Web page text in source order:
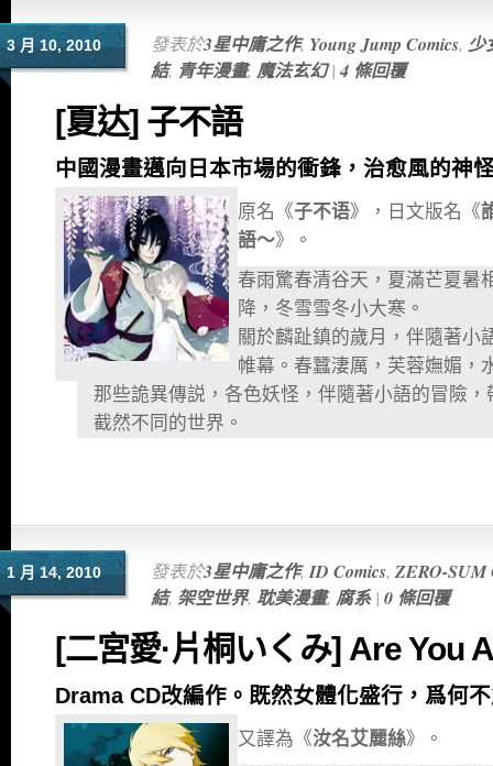
3 月 10, 2010 發表於3星中庸之作, Young Jump Comics, 少
結, 青年漫畫, 魔法玄幻| 4 條回覆
[夏达] 子不語
中國漫畫邁向日本市場的衝鋒，治愈風的神
原名《子不语》，日文版名《
語〜》。
春雨驚春清谷天，夏滿芒夏暑
降，冬雪雪冬小大寒。
關於麟趾鎮的歲月，伴隨著小
帷幕。春蠶淒厲，芙蓉嫵媚，
那些詭異傳説，各色妖怪，伴隨著小語的冒險
截然不同的世界。
1 月 14, 2010 發表於3星中庸之作, ID Comics, ZERO-SUM
結, 架空世界, 耽美漫畫, 腐系| 0 條回覆
[二宮愛·片桐いくみ] Are You
Drama CD改編作。既然女體化盛行，爲何
又譯為《汝名艾麗絲》。